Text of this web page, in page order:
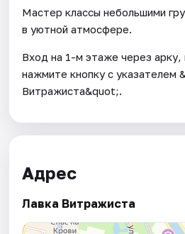
Мастер классы небольшими
в уютной атмосфере.
Вход на 1-м этаже через
нажмите кнопку с указателем
Витражиста&quot;.
Адрес
Лавка Витражиста